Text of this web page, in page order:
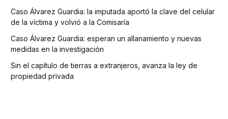
Caso Álvarez Guardia: la imputada aportó la clave del celular
de la víctima y volvió a la Comisaría
Caso Álvarez Guardia: esperan un allanamiento y nuevas
medidas en la investigación
Sin el capítulo de tierras a extranjeros, avanza la ley de
propiedad privada